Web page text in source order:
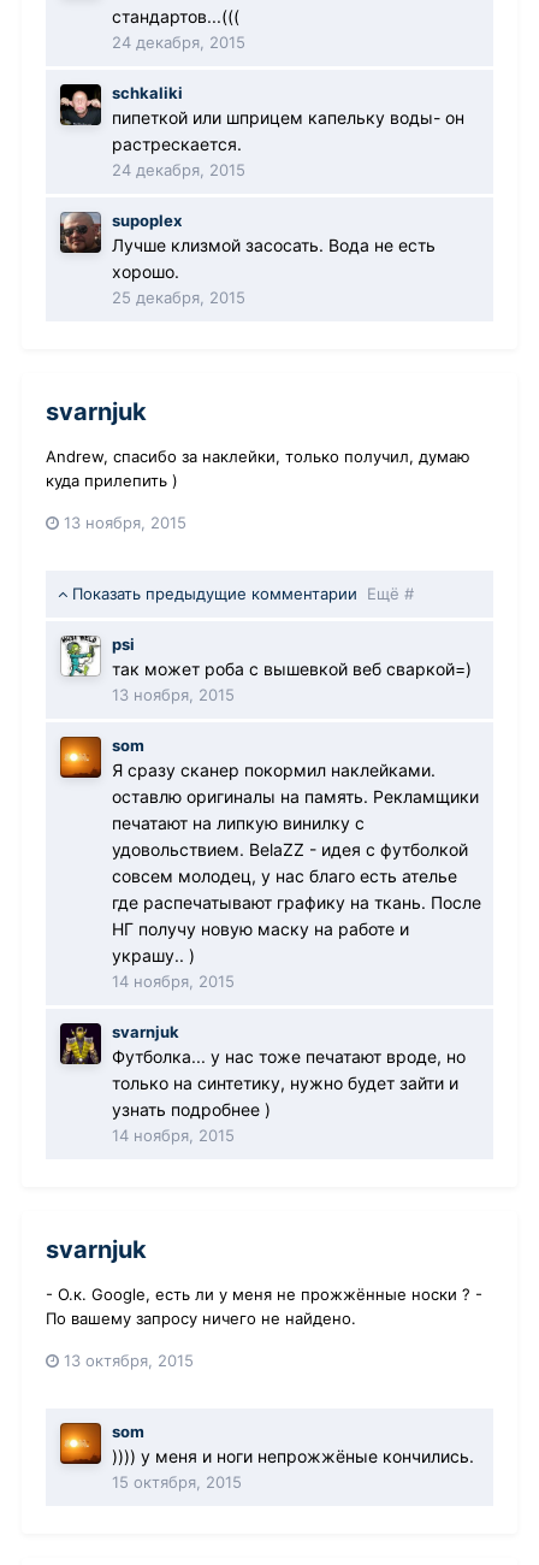
стандартов...(((
24 декабря, 2015
schkaliki
пипеткой или шприцем капельку воды- он
растрескается.
24 декабря, 2015
supoplex
Лучше клизмой засосать. Вода не есть
хорошо.
25 декабря, 2015
svarnjuk
Andrew, спасибо за наклейки, только получил, думаю
куда прилепить )
13 ноября, 2015
Показать предыдущие комментарии Ещё #
psi
так может роба с вышевкой веб сваркой=)
13 ноября, 2015
som
Я сразу сканер покормил наклейками.
оставлю оригиналы на память. Рекламщики
печатают на липкую винилку с
удовольствием. BelaZZ - идея с футболкой
совсем молодец, у нас благо есть ателье
где распечатывают графику на ткань. После
НГ получу новую маску на работе и
украшу.. )
14 ноября, 2015
svarnjuk
Футболка... у нас тоже печатают вроде, но
только на синтетику, нужно будет зайти и
узнать подробнее )
14 ноября, 2015
svarnjuk
- О.к. Google, есть ли у меня не прожжённые носки ? -
По вашему запросу ничего не найдено.
13 октября, 2015
som
)))) у меня и ноги непрожжёные кончились.
15 октября, 2015